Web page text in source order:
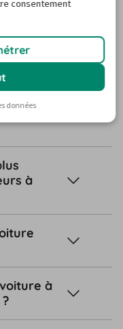
sur la
Cergy
à
à
à
consentement
données